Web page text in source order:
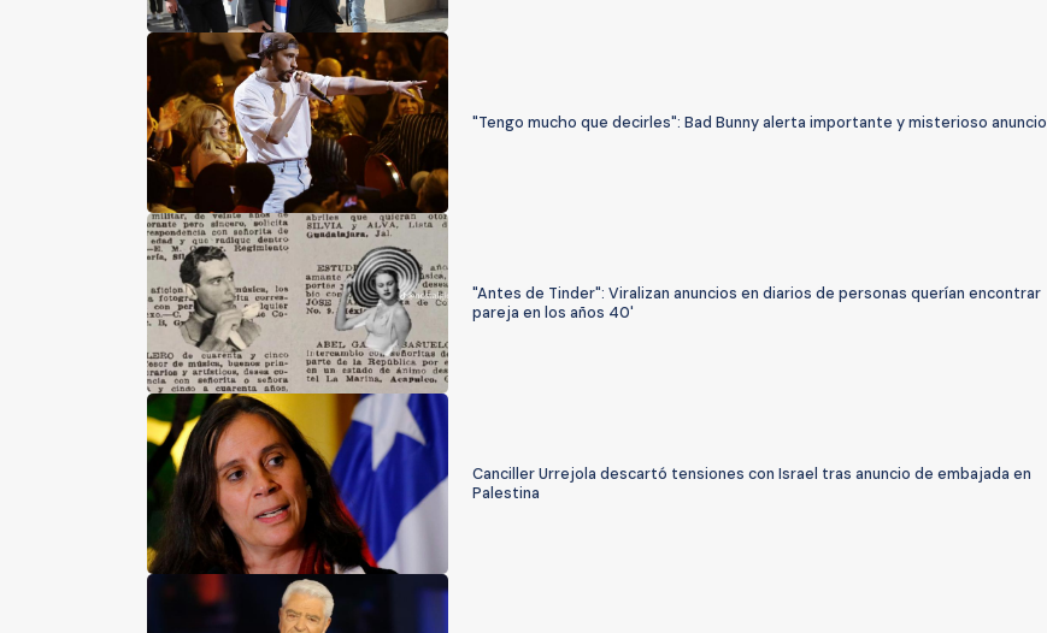
"Tengo mucho que decirles": Bad Bunny alerta importante y misterioso anuncio
"Antes de Tinder": Viralizan anuncios en diarios de personas querían encontrar
pareja en los años 40'
Canciller Urrejola descartó tensiones con Israel tras anuncio de embajada en
Palestina